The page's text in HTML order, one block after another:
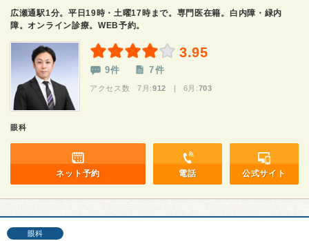
広瀬通駅1分。平日19時・土曜17時まで。専門医在籍。白内障・緑内
障。オンライン診療。WEB予約。
3.95
9件 7件
アクセス数 7月:912 | 6月:703
眼科
ネット予約 電話 公式サイト
眼科